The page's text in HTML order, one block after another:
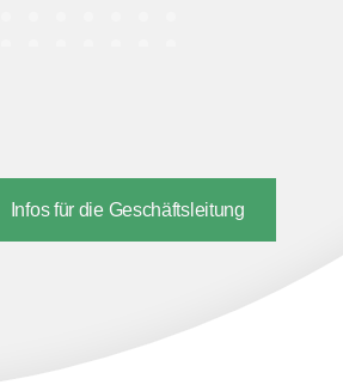
Infos für die Geschäftsleitung